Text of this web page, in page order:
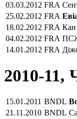
03.03.2012 FRA
25.02.2012 FRA
18.02.2012 FRA Кан
04.02.2012 FRA
14.01.2012 FRA
2010-11,
15.01.2011 BNDL
21.11.2010 BNDL